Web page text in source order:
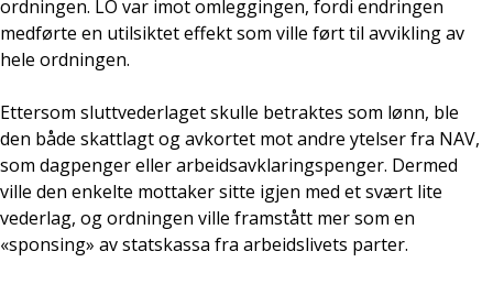
ordningen. LO var imot omleggingen, fordi endringen
medførte en utilsiktet effekt som ville ført til avvikling av
hele ordningen.
Ettersom sluttvederlaget skulle betraktes som lønn, ble
den både skattlagt og avkortet mot andre ytelser fra NAV,
som dagpenger eller arbeidsavklaringspenger. Dermed
ville den enkelte mottaker sitte igjen med et svært lite
vederlag, og ordningen ville framstått mer som en
«sponsing» av statskassa fra arbeidslivets parter.